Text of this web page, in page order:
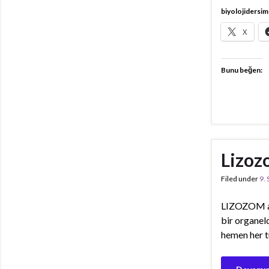
biyolojidersim
X
Bunu beğen:
Filed under 9.
LIZOZOM
bir
hemen her